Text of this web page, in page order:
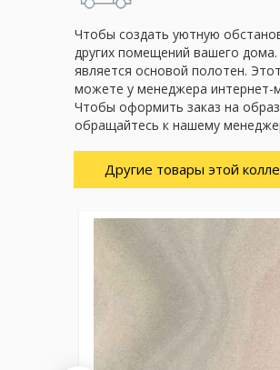
Чтобы создать уютную
других помещений вашего дома.
является основой полотен.
можете у менеджера интернет-
Чтобы оформить заказ на
обращайтесь к нашему
Другие товары этой